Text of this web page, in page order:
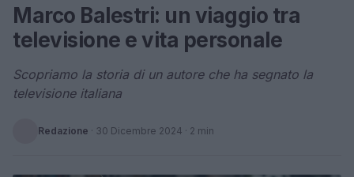
Marco Balestri: un viaggio tra
televisione e vita personale
Scopriamo la storia di un autore che ha segnato la
televisione italiana
Redazione · 30 Dicembre 2024 · 2 min